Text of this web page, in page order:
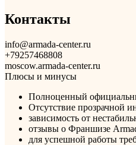
Контакты
info@armada-center.ru
+79257468808
moscow.armada-center.ru
Плюсы и минусы
Полноценный
Отсутствие прозрачной
зависимость от
отзывы о Франшизе
для успешной работы